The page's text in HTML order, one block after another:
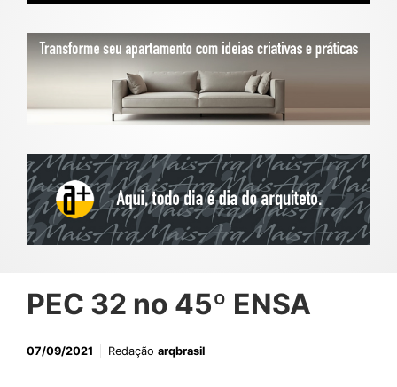
PEC 32 no 45º ENSA
07/09/2021 Redação arqbrasil